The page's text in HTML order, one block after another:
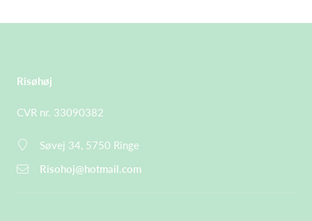
Risøhøj
CVR nr. 33090382
Søvej 34, 5750 Ringe
Risohoj@hotmail.com